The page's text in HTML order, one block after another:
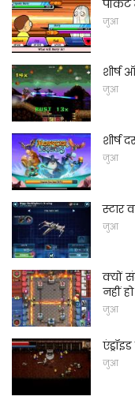
पॉकेट
जुआ
शीर्ष
जुआ
शीर्ष
जुआ
स्टार
जुआ
क्यों
नहीं
जुआ
जुआ